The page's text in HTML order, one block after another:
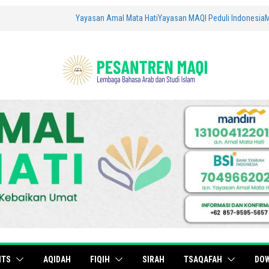
Yayasan Amal Mata HatiYayasan MAQI Peduli Indonesia
AQIDAH FIQIH SIRAH TSAQAFAH